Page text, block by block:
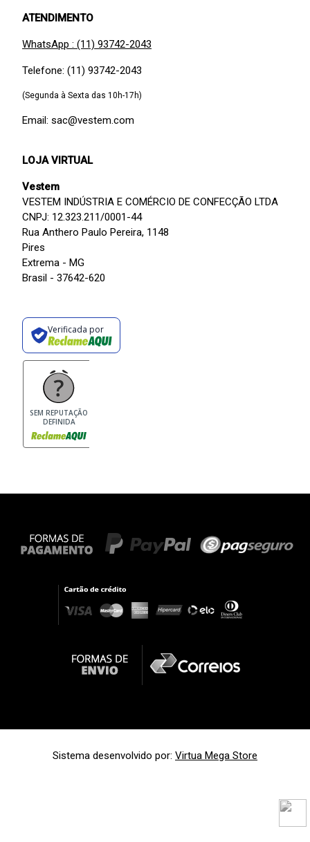
ATENDIMENTO
WhatsApp : (11) 93742-2043
Telefone: (11) 93742-2043
(Segunda à Sexta das 10h-17h)
Email: sac@vestem.com
LOJA VIRTUAL
Vestem
VESTEM INDÚSTRIA E COMÉRCIO DE CONFECÇÃO LTDA
CNPJ: 12.323.211/0001-44
Rua Anthero Paulo Pereira, 1148
Pires
Extrema - MG
Brasil - 37642-620
Verificada por
SEM REPUTAÇÃO
DEFINIDA
Sistema desenvolvido por: Virtua Mega Store